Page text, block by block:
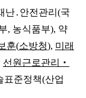
난․ 안전관리 (국
, 농식품부), 약
훈(소방청), 미래
선원근로관리
‧
표준정책(산업